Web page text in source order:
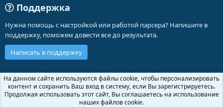
Поддержка
Нужна помощь с настройкой или работой парсера? Напишите в
поддержку, поможем довести все до результата.
Написать в поддержку
Russian (RU)
Обратная связь
Условия и правила
Политика конфиденциальности
Помощь
На данном сайте используются файлы cookie, чтобы персонализировать
контент и сохранить Ваш вход в систему, если Вы зарегистрируетесь.
Продолжая использовать этот сайт, Вы соглашаетесь на использование
наших файлов cookie.